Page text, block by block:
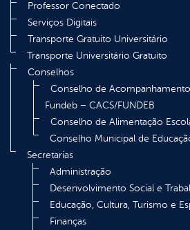
Professor Conectado
Serviços Digitais
Transporte Gratuito Universitário
Transporte Universitário Gratuito
Conselhos
Conselho de
Fundeb – CACS/FUNDEB
Conselho de Alimentação
Conselho Municipal de
Secretarias
Administração
Desenvolvimento Social e
Educação, Cultura, Turismo e
Finanças